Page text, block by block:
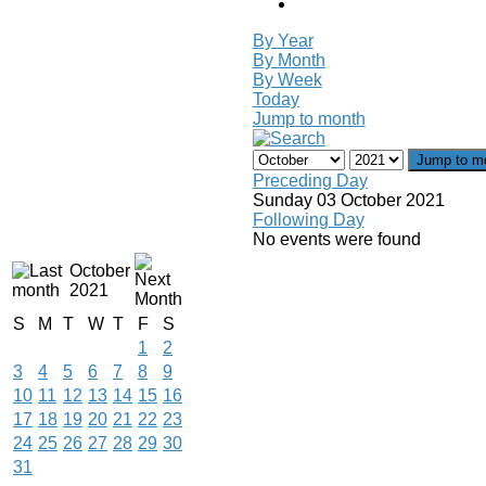
By Year
By Month
By Week
Today
Jump to month
Jump to
Preceding Day
Sunday 03 October 2021
Following Day
No events were found
October
2021
S
M T W T F
S
1
2
3
4 5 6 7 8
9
10 11 12 13 14 15 16
17 18 19 20 21 22 23
24 25 26 27 28 29 30
31